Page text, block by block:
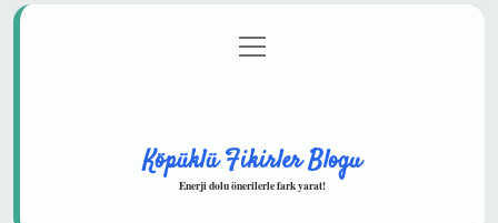
Gizlilik Politikası
menüyü
aç
Köpüklü Fikirler Blogu
Enerji dolu önerilerle fark yarat!